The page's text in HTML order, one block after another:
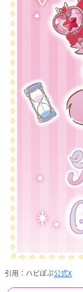
引用：ハピぽぷ公式X